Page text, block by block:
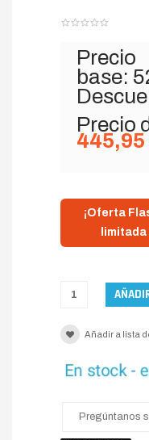
Precio
base:
Precio
445,95
¡Oferta
Añadir a lista
Pregúntanos